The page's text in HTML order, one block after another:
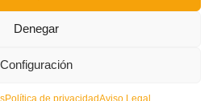
Denegar
Configuración
Política de privacidadAviso Legal
Valenciana Valenta sub15 comienza a